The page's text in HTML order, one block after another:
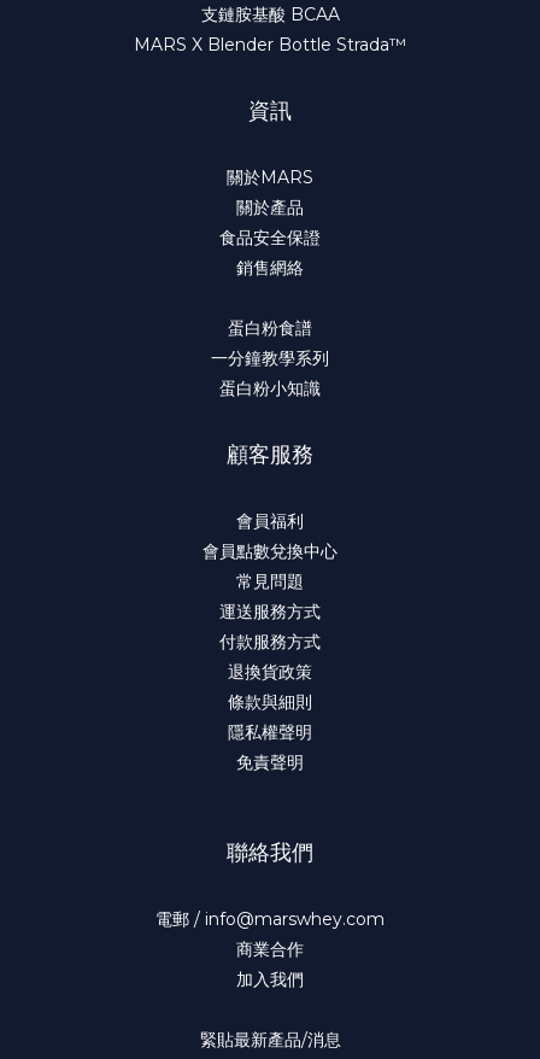
支鏈胺基酸 BCAA
MARS X Blender Bottle Strada™
資訊
關於MARS
關於產品
食品安全保證
銷售網絡
蛋白粉食譜
一分鐘教學系列
蛋白粉小知識
顧客服務
會員福利
會員點數兌換中心
常見問題
運送服務方式
付款服務方式
退換貨政策
條款與細則
隱私權聲明
免責聲明
聯絡我們
電郵 / info@marswhey.com
商業合作
加入我們
緊貼最新產品/消息